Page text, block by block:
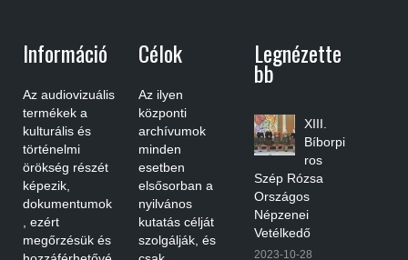
Információ
Az audiovizuális
termékek a
kulturális és
történelmi
örökség részét
képezik,
dokumentumok
, ezért
megőrzésük és
Célok
Az ilyen
központi
archívumok
minden
esetben
elsősorban a
nyilvános
kutatás célját
szolgálják, és
Legnézette
Bb
XIII.
Bíborpi
ros
Szép Rózsa
Országos
Népzenei
Vetélkedő
2023-10-28